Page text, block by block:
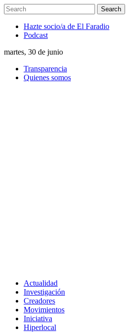
Hazte socio/a de El Faradio
Podcast
martes, 30 de junio
Transparencia
Quienes somos
Actualidad
Investigación
Creadores
Movimientos
Iniciativa
Hiperlocal